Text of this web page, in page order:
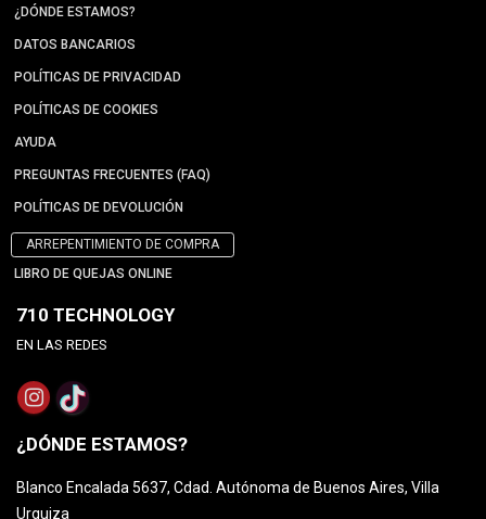
¿DÓNDE ESTAMOS?
DATOS BANCARIOS
POLÍTICAS DE PRIVACIDAD
POLÍTICAS DE COOKIES
AYUDA
PREGUNTAS FRECUENTES (FAQ)
POLÍTICAS DE DEVOLUCIÓN
ARREPENTIMIENTO DE COMPRA
LIBRO DE QUEJAS ONLINE
710 TECHNOLOGY
EN LAS REDES
¿DÓNDE ESTAMOS?
Blanco Encalada 5637, Cdad. Autónoma de Buenos Aires, Villa
Urquiza